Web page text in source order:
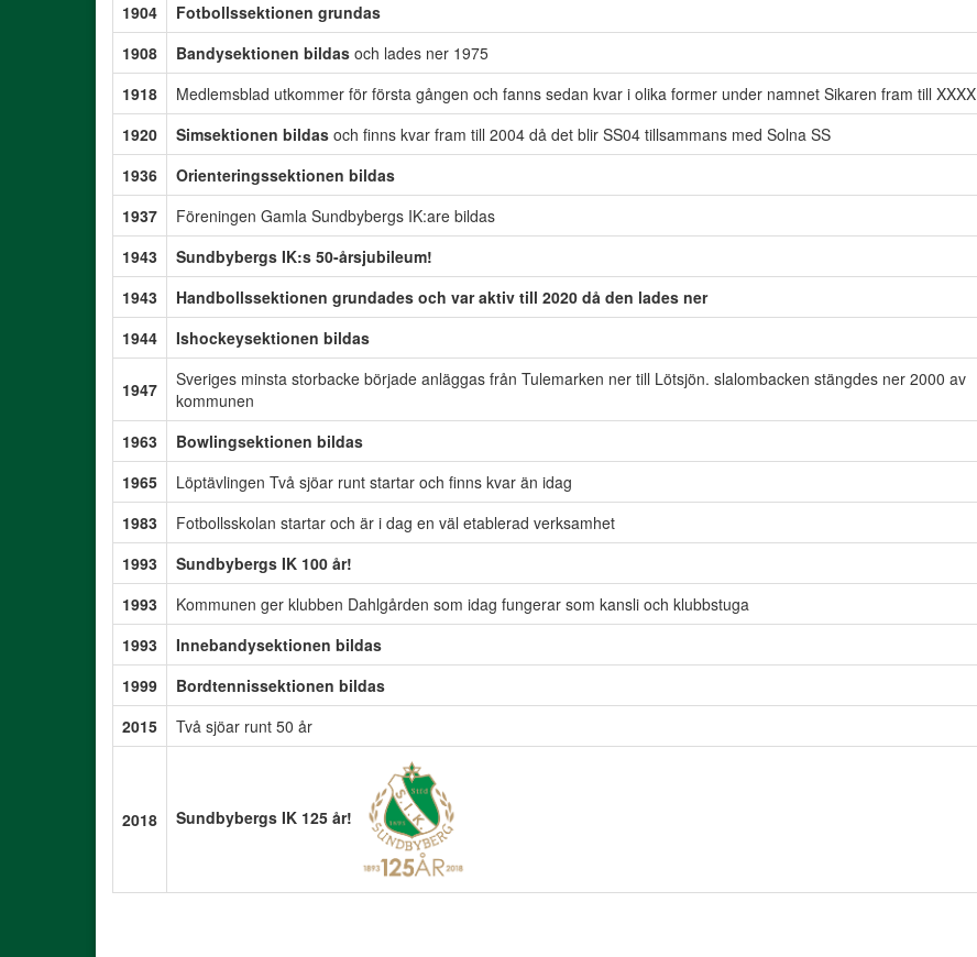
1904
Fotbollssektionen grundas
1908
Bandysektionen bildas och lades ner 1975
1918
Medlemsblad utkommer för första gången och fanns sedan kvar i olika former under namnet Sikaren fram till XXXX
1920
Simsektionen bildas och finns kvar fram till 2004 då det blir SS04 tillsammans med Solna SS
1936
Orienteringssektionen bildas
1937
Föreningen Gamla Sundbybergs IK:are bildas
1943
Sundbybergs IK:s 50-årsjubileum!
1943
Handbollssektionen grundades och var aktiv till 2020 då den lades ner
1944
Ishockeysektionen bildas
1947
Sveriges minsta storbacke började anläggas från Tulemarken ner till Lötsjön. slalombacken stängdes ner 2000 av
kommunen
1963
Bowlingsektionen bildas
1965
Löptävlingen Två sjöar runt startar och finns kvar än idag
1983
Fotbollsskolan startar och är i dag en väl etablerad verksamhet
1993
Sundbybergs IK 100 år!
1993
Kommunen ger klubben Dahlgården som idag fungerar som kansli och klubbstuga
1993
Innebandysektionen bildas
1999
Bordtennissektionen bildas
2015
Två sjöar runt 50 år
2018 Sundbybergs IK 125 år!